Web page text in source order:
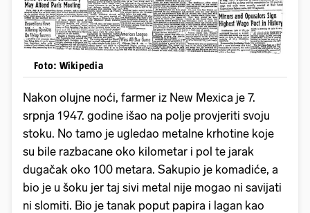
Foto: Wikipedia
Nakon olujne noći, farmer iz New Mexica je 7.
srpnja 1947. godine išao na polje provjeriti svoju
stoku. No tamo je ugledao metalne krhotine koje
su bile razbacane oko kilometar i pol te jarak
dugačak oko 100 metara. Sakupio je komadiće, a
bio je u šoku jer taj sivi metal nije mogao ni savijati
ni slomiti. Bio je tanak poput papira i lagan kao